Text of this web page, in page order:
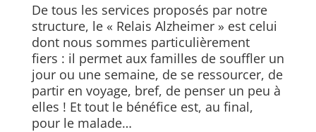
De tous les services proposés par notre
structure, le « Relais Alzheimer » est celui
dont nous sommes particulièrement
fiers : il permet aux familles de souffler un
jour ou une semaine, de se ressourcer, de
partir en voyage, bref, de penser un peu à
elles ! Et tout le bénéfice est, au final,
pour le malade…